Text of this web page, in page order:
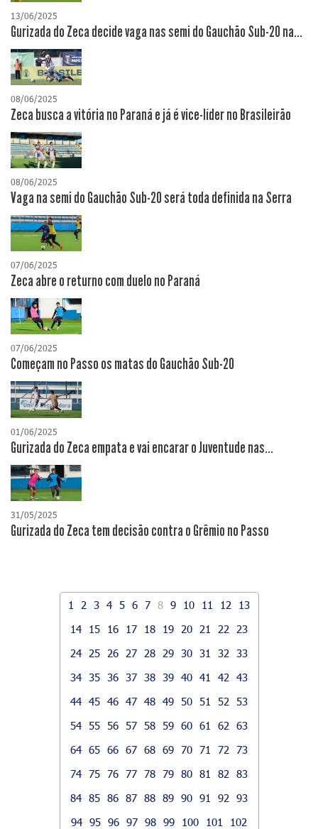
13/06/2025
Gurizada do Zeca decide vaga nas semi do Gauchão Sub-20 na...
08/06/2025
Zeca busca a vitória no Paraná e já é vice-líder no Brasileirão
08/06/2025
Vaga na semi do Gauchão Sub-20 será toda definida na Serra
07/06/2025
Zeca abre o returno com duelo no Paraná
07/06/2025
Começam no Passo os matas do Gauchão Sub-20
01/06/2025
Gurizada do Zeca empata e vai encarar o Juventude nas...
31/05/2025
Gurizada do Zeca tem decisão contra o Grêmio no Passo
1 2 3 4 5 6 7 8 9 10 11 12
13
14
15 16 17 18 19 20 21 22
23
24
25 26 27 28 29 30 31 32
33
34 35 36 37 38 39 40 41 42
43
44 45 46 47 48 49 50 51 52
53
54 55 56 57 58 59 60 61 62
63
64 65 66 67 68 69 70 71 72
73
74 75 76 77 78 79 80 81 82
83
84 85 86 87 88 89 90 91 92
93
94 95 96 97 98 99 100 101
102